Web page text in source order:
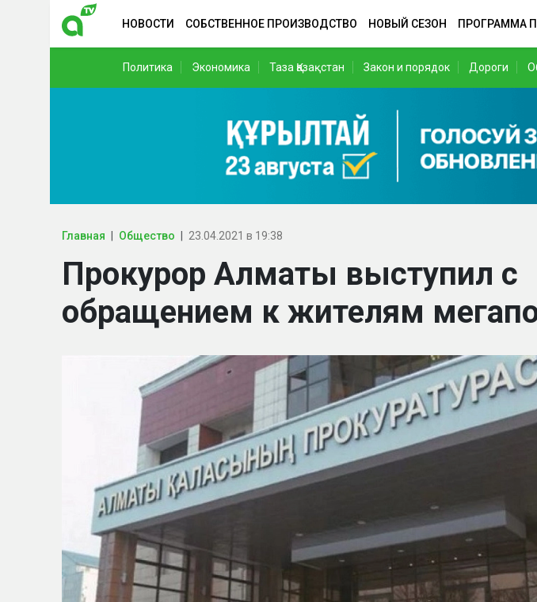
НОВОСТИ СОБСТВЕННОЕ ПРОИЗВОДСТВО НОВЫЙ СЕЗОН ПРОГРАММА
Политика Экономика Таза Қазақстан Закон и порядок Дороги
Главная Общество 23.04.2021 в 19:38
Прокурор Алматы выступил с
обращением к жителям